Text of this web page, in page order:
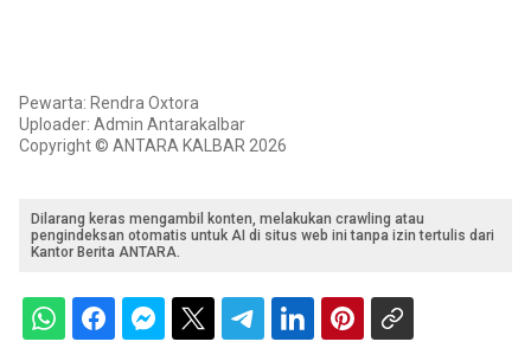
Pewarta: Rendra Oxtora
Uploader: Admin Antarakalbar
Copyright © ANTARA KALBAR 2026
Dilarang keras mengambil konten, melakukan crawling atau
pengindeksan otomatis untuk AI di situs web ini tanpa izin tertulis dari
Kantor Berita ANTARA.